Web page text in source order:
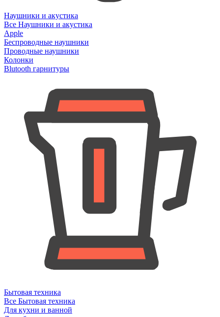
Наушники и акустика
Все Наушники и акустика
Apple
Беспроводные наушники
Проводные наушники
Колонки
Blutooth гарнитуры
Бытовая техника
Все Бытовая техника
Для кухни и ванной